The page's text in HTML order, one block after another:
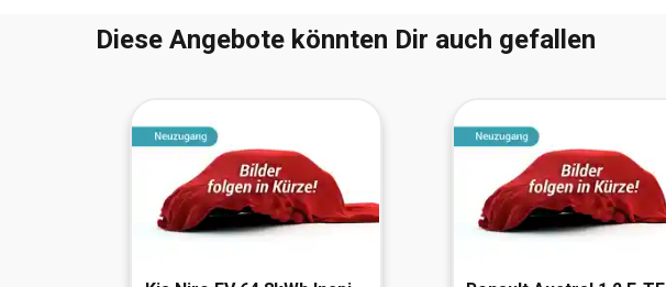
Diese Angebote könnten Dir auch gefallen